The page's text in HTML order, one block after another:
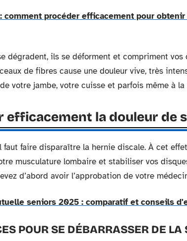
comment procéder efficacement pour
dégradent, ils se déforment et compriment vos
de fibres cause une douleur vive, très
votre jambe, votre cuisse et parfois même à la
efficacement la douleur de
faire disparaître la hernie discale. À cet
musculature lombaire et stabiliser vos
d’abord avoir l’approbation de votre
seniors 2025 : comparatif et conseils
POUR SE DÉBARRASSER DE LA